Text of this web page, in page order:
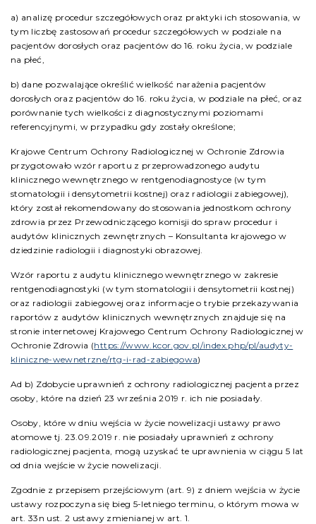
a) analizę procedur szczegółowych oraz praktyki ich stosowania, w
tym liczbę zastosowań procedur szczegółowych w podziale na
pacjentów dorosłych oraz pacjentów do 16. roku życia, w podziale
na płeć,
b) dane pozwalające określić wielkość narażenia pacjentów
dorosłych oraz pacjentów do 16. roku życia, w podziale na płeć, oraz
porównanie tych wielkości z diagnostycznymi poziomami
referencyjnymi, w przypadku gdy zostały określone;
Krajowe Centrum Ochrony Radiologicznej w Ochronie Zdrowia
przygotowało wzór raportu z przeprowadzonego audytu
klinicznego wewnętrznego w rentgenodiagnostyce (w tym
stomatologii i densytometrii kostnej) oraz radiologii zabiegowej),
który został rekomendowany do stosowania jednostkom ochrony
zdrowia przez Przewodniczącego komisji do spraw procedur i
audytów klinicznych zewnętrznych – Konsultanta krajowego w
dziedzinie radiologii i diagnostyki obrazowej.
Wzór raportu z audytu klinicznego wewnętrznego w zakresie
rentgenodiagnostyki (w tym stomatologii i densytometrii kostnej)
oraz radiologii zabiegowej oraz informacje o trybie przekazywania
raportów z audytów klinicznych wewnętrznych znajduje się na
stronie internetowej Krajowego Centrum Ochrony Radiologicznej w
Ochronie Zdrowia (https://www.kcor.gov.pl/index.php/pl/audyty-
kliniczne-wewnetrzne/rtg-i-rad-zabiegowa)
Ad b) Zdobycie uprawnień z ochrony radiologicznej pacjenta przez
osoby, które na dzień 23 września 2019 r. ich nie posiadały.
Osoby, które w dniu wejścia w życie nowelizacji ustawy prawo
atomowe tj. 23.09.2019 r. nie posiadały uprawnień z ochrony
radiologicznej pacjenta, mogą uzyskać te uprawnienia w ciągu 5 lat
od dnia wejście w życie nowelizacji.
Zgodnie z przepisem przejściowym (art. 9) z dniem wejścia w życie
ustawy rozpoczyna się bieg 5-letniego terminu, o którym mowa w
art. 33n ust. 2 ustawy zmienianej w art. 1.